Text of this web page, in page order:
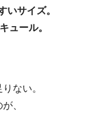
いサイズ。
ュール。
ない。
、